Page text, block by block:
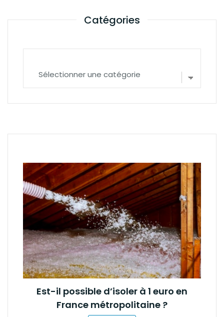
Catégories
Est-il possible d’isoler à 1 euro en
France métropolitaine ?